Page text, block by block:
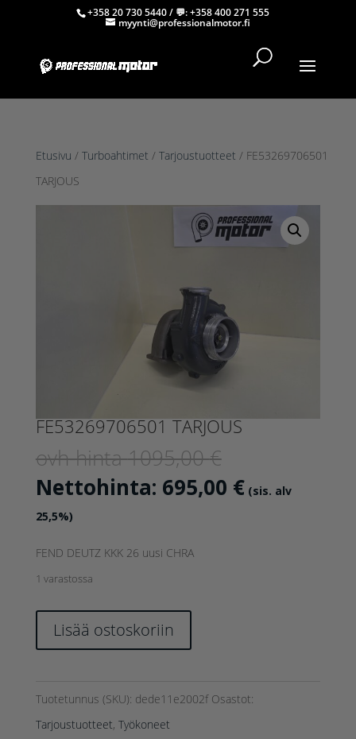
+358 20 730 5440/ 💬:+358 400 271 555
myynti@professionalmotor.fi
Etusivu / Turboahtimet / Tarjoustuotteet / FE53269706501
TARJOUS
FE53269706501 TARJOUS
ovh-hinta1095,00€
hinta
Nettohinta: 695,00 €Nykyinen
(sis. alv
25,5%)
FEND DEUTZ KKK 26 uusi CHRA
1 varastossa
FE53269706501
TARJOUS
Lisää ostoskoriin
Tuotetunnus (SKU): dede11e2002f Osastot:
Tarjoustuotteet, Työkoneet